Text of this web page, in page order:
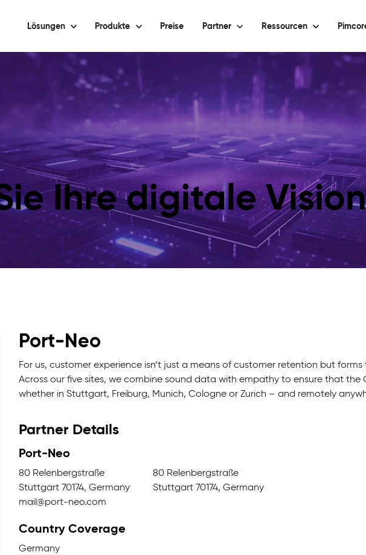
Lösungen Produkte Preise Partner Ressourcen
Ihre digitale
Port-Neo
For us, customer experience isn’t just a means of customer retention but
Across our five sites, we combine sound data with empathy to ensure that
whether in Stuttgart, Freiburg, Munich, Cologne or Zurich – and remotely
Partner Details
Port-Neo
80 Relenbergstraße
Stuttgart 70174, Germany
mail@port-neo.com
80 Relenbergstraße
Stuttgart 70174, Germany
Country Coverage
Germany